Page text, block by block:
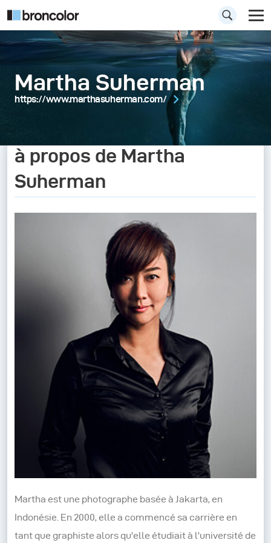
Martha Suherman
https://www.marthasuherman.com/
à propos de Martha
Suherman
Martha est une photographe basée à Jakarta, en
Indonésie. En 2000, elle a commencé sa carrière en
tant que graphiste alors qu'elle étudiait à l'université de